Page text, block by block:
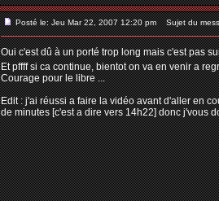
Posté le: Jeu Mar 22, 2007 12:20 pm Sujet du
Oui c'est dû à un porté trop long mais c'est pas
Et pffff si ca continue, bientot on va en venir a
Courage pour le libre ...
Edit : j'ai réussi a faire la vidéo avant d'aller en
de minutes [c'est a dire vers 14h22] donc j'vous